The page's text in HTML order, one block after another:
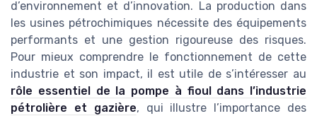
d’environnement et d’innovation. La production dans
les usines pétrochimiques nécessite des équipements
performants et une gestion rigoureuse des risques.
Pour mieux comprendre le fonctionnement de cette
industrie et son impact, il est utile de s’intéresser au
rôle essentiel de la pompe à fioul dans l’industrie
pétrolière et gazière, qui illustre l’importance des